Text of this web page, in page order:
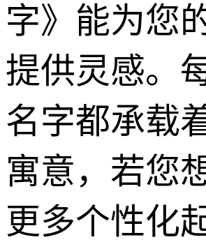
字》能为您
提供灵感。
名字都承载
寓意，若您
更多个性化